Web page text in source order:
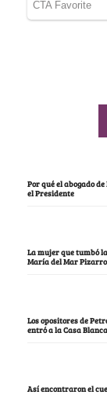
Por qué el abogado
el Presidente
La mujer que tumbó
María del Mar
Los opositores de
entró a la Casa Blanca
Así encontraron el